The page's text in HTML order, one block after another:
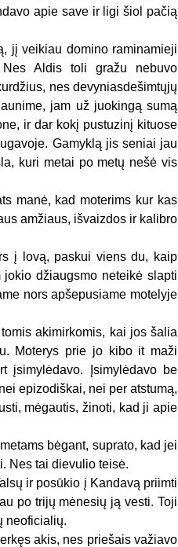
apie save ir ligi šiol pačią
jį veikiau domino raminamieji
Aldis toli gražu nebuvo
nes devyniasdešimtųjų
jam už juokingą sumą
ir dar kokį pustuzinį kituose
Gamyklą jis seniai jau
kuri metai po metų nešė vis
manė, kad moterims kur kas
amžiaus, išvaizdos ir kalibro
į lovą, paskui viens du, kaip
džiaugsmo neteikė slapti
nors apšepusiame motelyje
akimirkomis, kai jos šalia
Moterys prie jo kibo it maži
įsimylėdavo. Įsimylėdavo be
epizodiškai, nei per atstumą,
mėgautis, žinoti, kad ji apie
bėgant, suprato, kad jei
Nes tai dievulio teisė.
ir posūkio į Kandavą priimti
po trijų mėnesių ją vesti. Toji
neoficialių.
akis, nes priešais važiavo